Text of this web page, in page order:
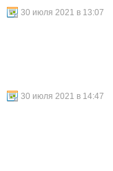
30 июля 2021 в 13:07
30 июля 2021 в 14:47